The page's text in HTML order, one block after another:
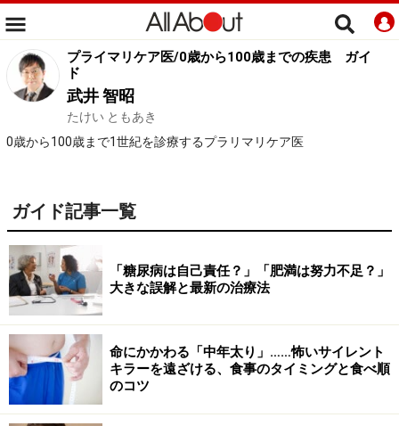
プライマリケア医/0歳から100歳までの疾患
ガイ
ド
武井 智昭
たけい ともあき
0歳から100歳まで1世紀を診療するプラリマリケア医
ガイド記事一覧
「糖尿病は自己責任？」「肥満は努力不足？」
大きな誤解と最新の治療法
命にかかわる「中年太り」……怖いサイレント
キラーを遠ざける、食事のタイミングと食べ順
のコツ